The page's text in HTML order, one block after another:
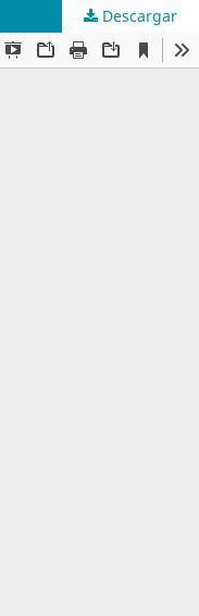
Descargar